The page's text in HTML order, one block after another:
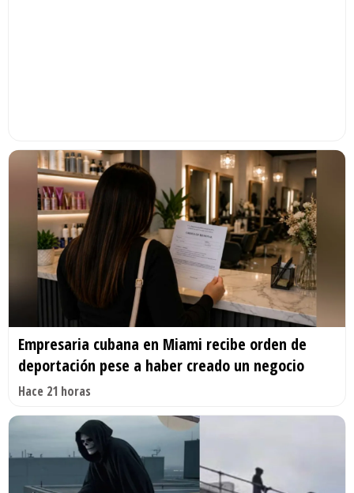
Empresaria cubana en Miami recibe orden de
deportación pese a haber creado un negocio
Hace 21 horas